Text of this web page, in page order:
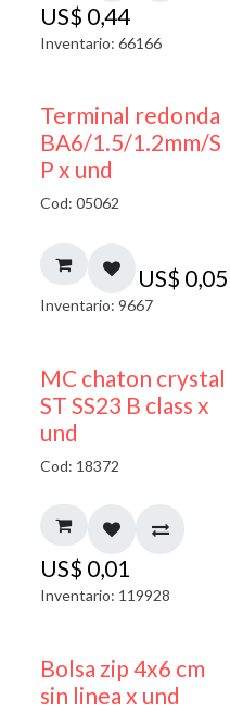
US$ 0,44
Inventario: 66166
Terminal redonda
BA6/1.5/1.2mm/S
P x und
Cod: 05062
US$ 0,05
Inventario: 9667
MC chaton crystal
ST SS23 B class x
und
Cod: 18372
US$ 0,01
Inventario: 119928
Bolsa zip 4x6 cm
sin linea x und